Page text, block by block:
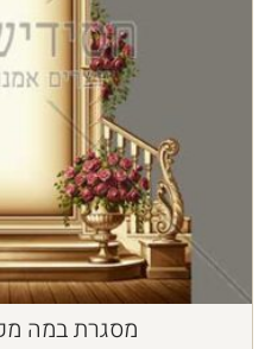
מסגרת במה